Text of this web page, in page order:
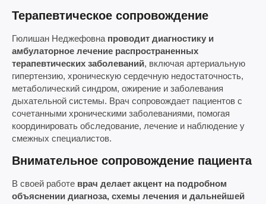
Терапевтическое сопровождение
Гюлишан Неджефовна проводит диагностику и
амбулаторное лечение распространенных
терапевтических заболеваний, включая артериальную
гипертензию, хроническую сердечную недостаточность,
метаболический синдром, ожирение и заболевания
дыхательной системы. Врач сопровождает пациентов с
сочетанными хроническими заболеваниями, помогая
координировать обследование, лечение и наблюдение у
смежных специалистов.
Внимательное сопровождение пациента
В своей работе врач делает акцент на подробном
объяснении диагноза, схемы лечения и дальнейшей